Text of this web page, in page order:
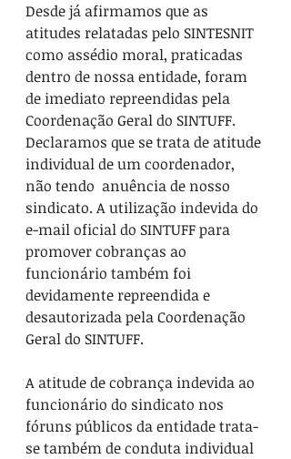
Desde já afirmamos que as
atitudes relatadas pelo SINTESNIT
como assédio moral, praticadas
dentro de nossa entidade, foram
de imediato repreendidas pela
Coordenação Geral do SINTUFF.
Declaramos que se trata de atitude
individual de um coordenador,
não tendo  anuência de nosso
sindicato. A utilização indevida do
e-mail oficial do SINTUFF para
promover cobranças ao
funcionário também foi
devidamente repreendida e
desautorizada pela Coordenação
Geral do SINTUFF.
A atitude de cobrança indevida ao
funcionário do sindicato nos
fóruns públicos da entidade trata-
se também de conduta individual